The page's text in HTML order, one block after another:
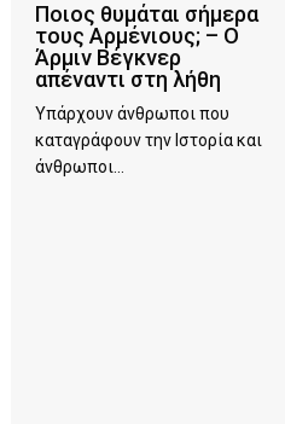
Ποιος θυμάται σήμερα
τους Αρμένιους; – Ο
Άρμιν Βέγκνερ
απέναντι στη λήθη
Υπάρχουν άνθρωποι που
καταγράφουν την Ιστορία και
άνθρωποι...